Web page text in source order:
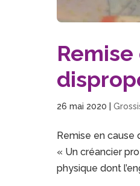
26 mai 2020 |
Remise en cause
« Un créancier
physique dont